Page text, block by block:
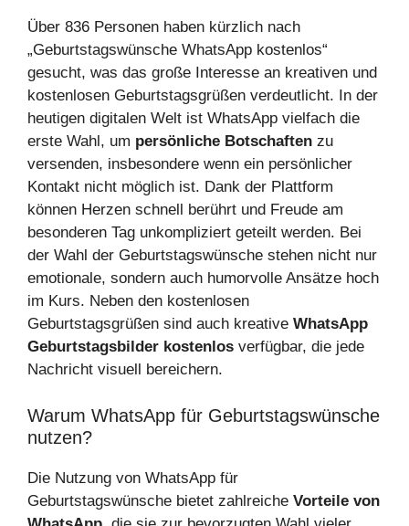
Über 836 Personen haben kürzlich nach
„Geburtstagswünsche WhatsApp kostenlos“
gesucht, was das große Interesse an kreativen und
kostenlosen Geburtstagsgrüßen verdeutlicht. In der
heutigen digitalen Welt ist WhatsApp vielfach die
erste Wahl, um persönliche Botschaften zu
versenden, insbesondere wenn ein persönlicher
Kontakt nicht möglich ist. Dank der Plattform
können Herzen schnell berührt und Freude am
besonderen Tag unkompliziert geteilt werden. Bei
der Wahl der Geburtstagswünsche stehen nicht nur
emotionale, sondern auch humorvolle Ansätze hoch
im Kurs. Neben den kostenlosen
Geburtstagsgrüßen sind auch kreative WhatsApp
Geburtstagsbilder kostenlos verfügbar, die jede
Nachricht visuell bereichern.
Warum WhatsApp für Geburtstagswünsche
nutzen?
Die Nutzung von WhatsApp für
Geburtstagswünsche bietet zahlreiche Vorteile von